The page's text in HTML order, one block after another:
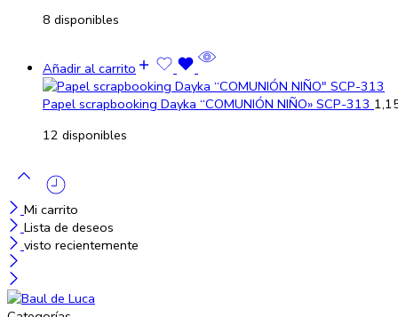
8 disponibles
Añadir al carrito
Papel scrapbooking Dayka “COMUNIÓN NIÑO» SCP-313
12 disponibles
Mi carrito
Lista de deseos
visto recientemente